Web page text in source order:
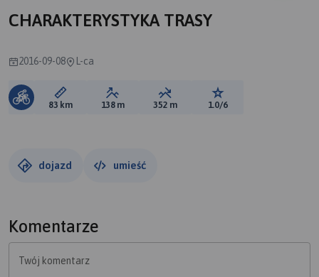
CHARAKTERYSTYKA TRASY
2016-09-08 L-ca
Długość trasy:
83 km Suma przewyższeń:
138 m Suma spadków:
352 m Ocena trasy:
1.0/6
dojazd umieść
Komentarze
Twój komentarz